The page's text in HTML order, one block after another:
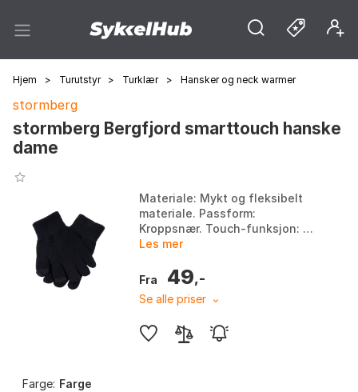
Hjem > Turutstyr > Turklær > Hansker og neck warmer
stormberg
stormberg Bergfjord smarttouch hanske
dame
Materiale: Mykt og fleksibelt
materiale. Passform:
Kroppsnær. Touch-funksjon: På
tre fingertupper. Isolasjon: Lett
høstdager. Farg...
Les mer
Fra 49,-
Se alle priser
Farge: Farge